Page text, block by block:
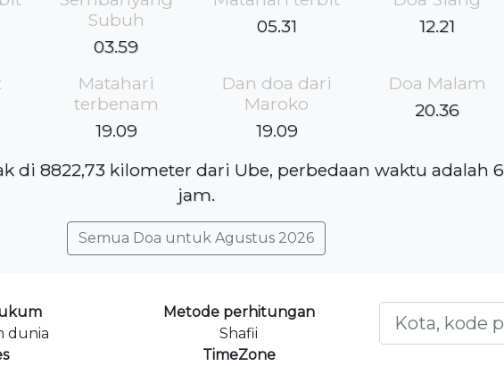
Subuh
03.59
05.31
12.21
Matahari
terbenam
19.09
Dan doa dari
Maroko
19.09
Doa Malam
20.36
di 8822,73 kilometer dari Ube, perbedaan waktu adalah 6
jam.
Semua Doa untuk Agustus 2026
dunia
Metode perhitungan
Shafii
TimeZone